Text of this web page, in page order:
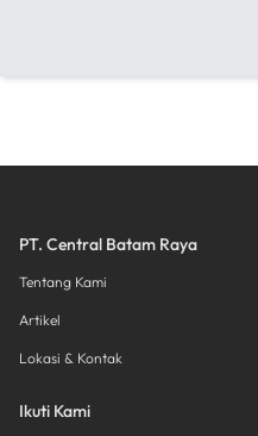
PT. Central Batam Raya
Tentang Kami
Artikel
Lokasi & Kontak
Ikuti Kami